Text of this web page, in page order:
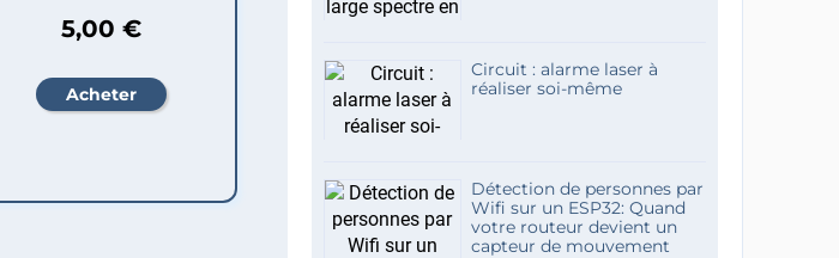
5,00 €
Circuit : alarme laser à
réaliser soi-même
Détection de personnes par
Wifi sur un ESP32: Quand
votre routeur devient un
capteur de mouvement